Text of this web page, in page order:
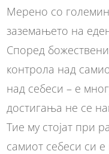
Мерено со
заземањето на
Според
контрола над
над се­беси – е
достигања не се
Тие му стојат при
самиот себеси си е